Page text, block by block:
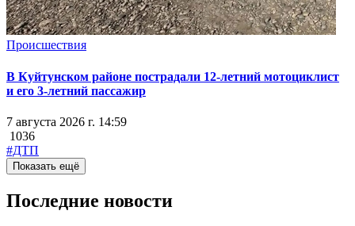
Происшествия
В Куйтунском районе пострадали 12-летний мотоциклист
и его 3-летний пассажир
7 августа 2026 г. 14:59
1036
#ДТП
Показать ещё
Последние новости